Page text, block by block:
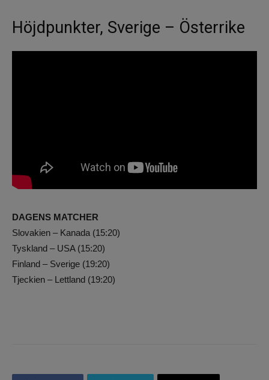
Höjdpunkter, Sverige – Österrike
DAGENS MATCHER
Slovakien – Kanada (15:20)
Tyskland – USA (15:20)
Finland – Sverige (19:20)
Tjeckien – Lettland (19:20)